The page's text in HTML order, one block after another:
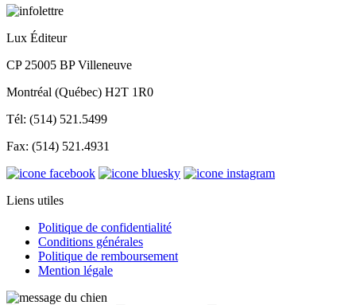
Lux Éditeur
CP 25005 BP Villeneuve
Montréal (Québec) H2T 1R0
Tél: (514) 521.5499
Fax: (514) 521.4931
Liens utiles
Politique de confidentialité
Conditions générales
Politique de remboursement
Mention légale